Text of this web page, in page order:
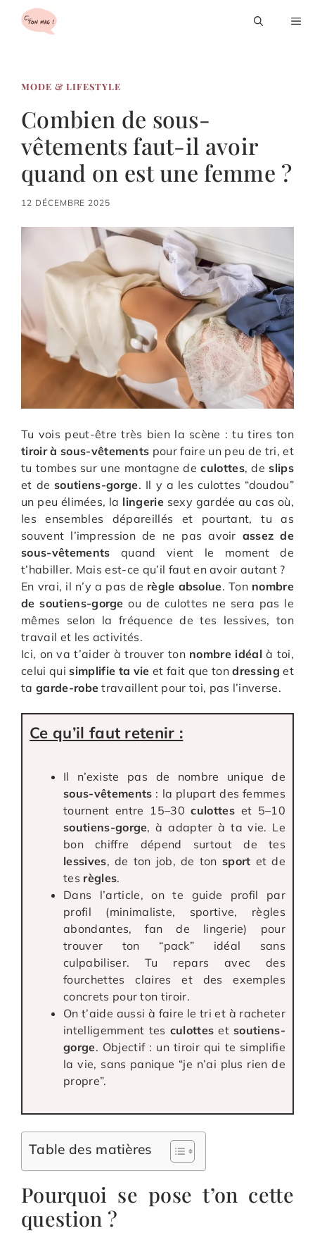
MODE & LIFESTYLE
Combien de sous-
vêtements faut-il avoir
quand on est une femme ?
12 DÉCEMBRE 2025
Tu vois peut-être très bien la scène : tu tires ton
tiroir à sous-vêtements pour faire un peu de tri, et
tu tombes sur une montagne deculottes, deslips
et desoutiens-gorge. Il y a les culottes “doudou”
un peu élimées, la lingeriesexy gardée au cas où,
les ensembles dépareillés et pourtant, tu as
souvent l’impression de ne pas avoir assez de
sous-vêtements quand vient le moment de
t’habiller. Mais est-ce qu’il faut en avoir autant ?
En vrai, il n’y a pas de règle absolue. Ton nombre
de soutiens-gorge ou de culottes ne sera pas le
mêmes selon la fréquence de tes lessives, ton
travail et les activités.
Ici, on va t’aider à trouver ton nombre idéal à toi,
celui quisimplifie ta vie et fait que tondressing et
ta garde-robe travaillent pour toi, pas l’inverse.
Ce qu’il faut retenir :
Il n’existe pas de nombre unique de
sous-vêtements : la plupart des femmes
tournent entre 15–30culotteset 5–10
soutiens-gorge, à adapter à ta vie. Le
bon chiffre dépend surtout de tes
lessives, de ton job, de ton sport et de
tes règles.
Dans l’article, on te guide profil par
profil (minimaliste, sportive, règles
abondantes, fan de lingerie) pour
trouver ton “pack” idéal sans
culpabiliser. Tu repars avec des
fourchettes claires et des exemples
concrets pour ton tiroir.
On t’aide aussi à faire le tri et à racheter
intelligemment tes culottes etsoutiens-
gorge. Objectif : un tiroir qui te simplifie
la vie, sans panique “je n’ai plus rien de
propre”.
Table des matières
Pourquoi se pose t’on cette
question ?